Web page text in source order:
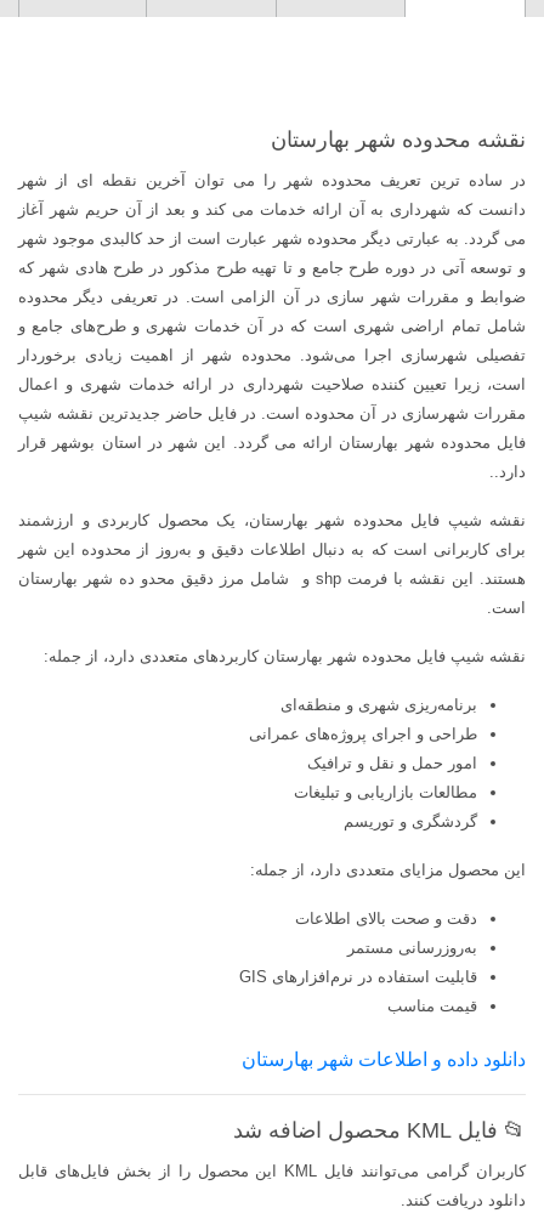
نقشه محدوده شهر بهارستان
در ساده ترین تعریف محدوده شهر را می توان آخرین نقطه ای از شهر
دانست که شهرداری به آن ارائه خدمات می کند و بعد از آن حریم شهر آغاز
می گردد. به عبارتی دیگر محدوده شهر عبارت است از حد کالبدی موجود شهر
و توسعه آتی در دوره طرح جامع و تا تهیه طرح مذکور در طرح هادی شهر که
ضوابط و مقررات شهر سازی در آن الزامی است. در تعریفی دیگر محدوده
شامل تمام اراضی شهری است که در آن خدمات شهری و طرح‌های جامع و
تفصیلی شهرسازی اجرا می‌شود. محدوده شهر از اهمیت زیادی برخوردار
است، زیرا تعیین کننده صلاحیت شهرداری در ارائه خدمات شهری و اعمال
مقررات شهرسازی در آن محدوده است. در فایل حاضر جدیدترین نقشه شیپ
فایل محدوده شهر بهارستان ارائه می گردد. این شهر در استان بوشهر قرار
دارد..
نقشه شیپ فایل محدوده شهر بهارستان، یک محصول کاربردی و ارزشمند
برای کاربرانی است که به دنبال اطلاعات دقیق و به‌روز از محدوده این شهر
هستند. این نقشه با فرمت shp و شامل مرز دقیق محدو ده شهر بهارستان
است.
نقشه شیپ فایل محدوده شهر بهارستان کاربردهای متعددی دارد، از جمله:
برنامه‌ریزی شهری و منطقه‌ای
طراحی و اجرای پروژه‌های عمرانی
امور حمل و نقل و ترافیک
مطالعات بازاریابی و تبلیغات
گردشگری و توریسم
این محصول مزایای متعددی دارد، از جمله:
دقت و صحت بالای اطلاعات
به‌روزرسانی مستمر
قابلیت استفاده در نرم‌افزارهای GIS
قیمت مناسب
دانلود داده و اطلاعات شهر بهارستان
📂 فایل KML محصول اضافه شد
کاربران گرامی می‌توانند فایل KML این محصول را از بخش فایل‌های قابل
دانلود دریافت کنند.